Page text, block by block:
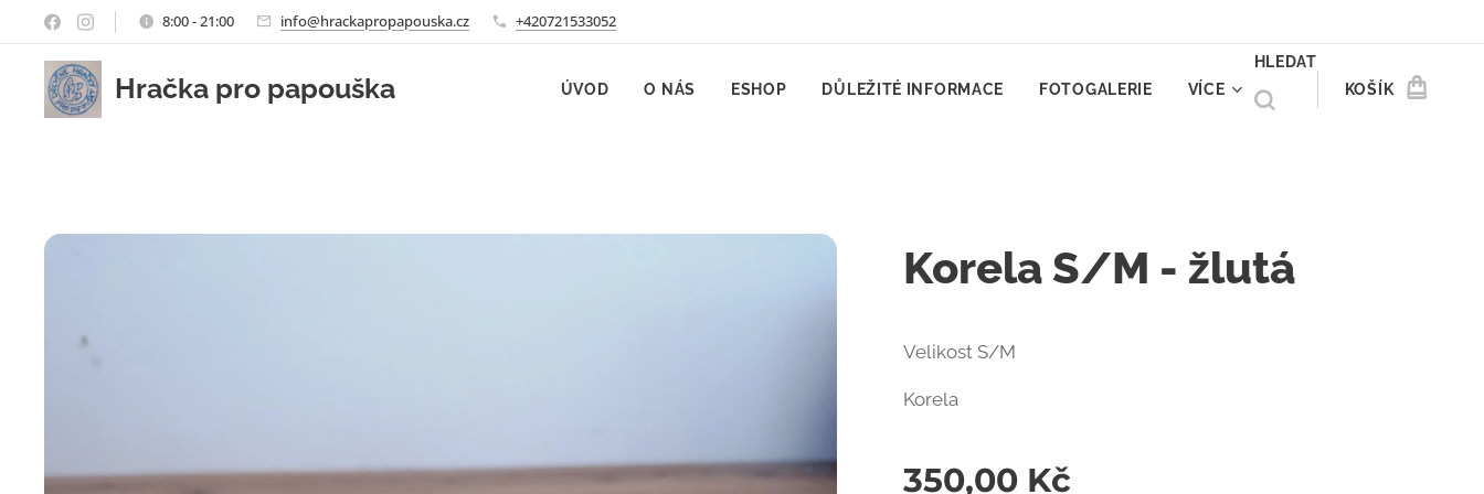
8:00 - 21:00 info@hrackapropapouska.cz +420721533052
Hračka pro papouška ÚVOD O NÁS ESHOP DŮLEŽITÉ INFORMACE FOTOGALERIE VÍCE
HLEDAT
KOŠÍK
Korela S/M - žlutá
Velikost S/M
Korela
350,00 Kč